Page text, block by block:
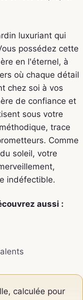
luxuriant qui
possédez cette
en l'éternel, à
où chaque détail
chez soi à vos
de confiance et
sous votre
trace
Comme
soleil, votre
indéfectible.
aussi :
calculée pour